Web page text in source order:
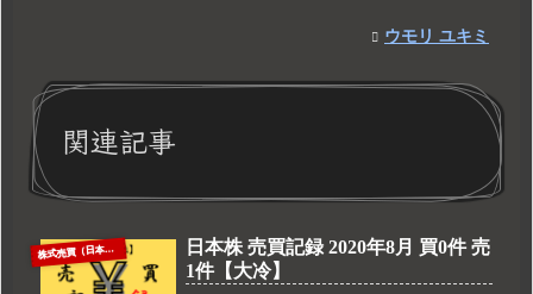
ウモリ ユキミ
関連記事
株
式売買（日本株）
日本株 売買記録 2020年8月 買0件 売
1件【大冷】